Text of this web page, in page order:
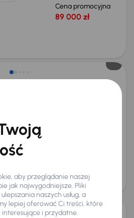
Cena promocyjna
89 000 zł
Tourer
aby przeglądanie naszej
jak najwygodniejsze. Pliki
naszych usług, a
lepiej oferować Ci treści, które
i przydatne.